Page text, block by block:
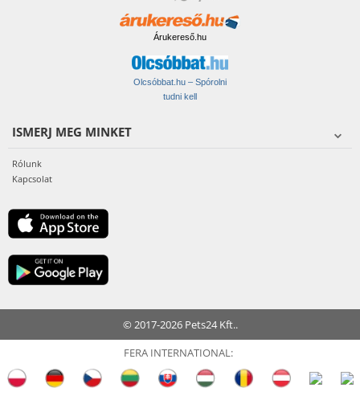
Árukereső.hu
Olcsóbbat.hu – Spórolni
tudni kell
ISMERJ MEG MINKET
Rólunk
Kapcsolat
© 2017-2026 Pets24 Kft..
FERA INTERNATIONAL: